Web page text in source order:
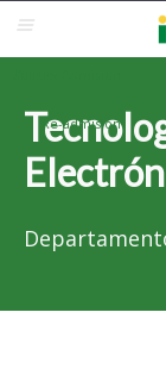
Correo Electrónico
Re-admisión